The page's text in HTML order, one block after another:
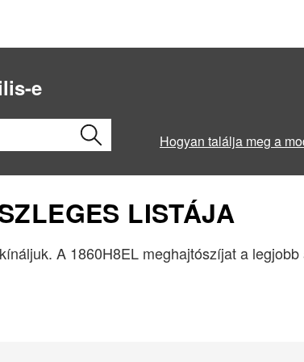
e
Hogyan találja meg a
LISTÁJA
A 1860H8EL meghajtószíjat a